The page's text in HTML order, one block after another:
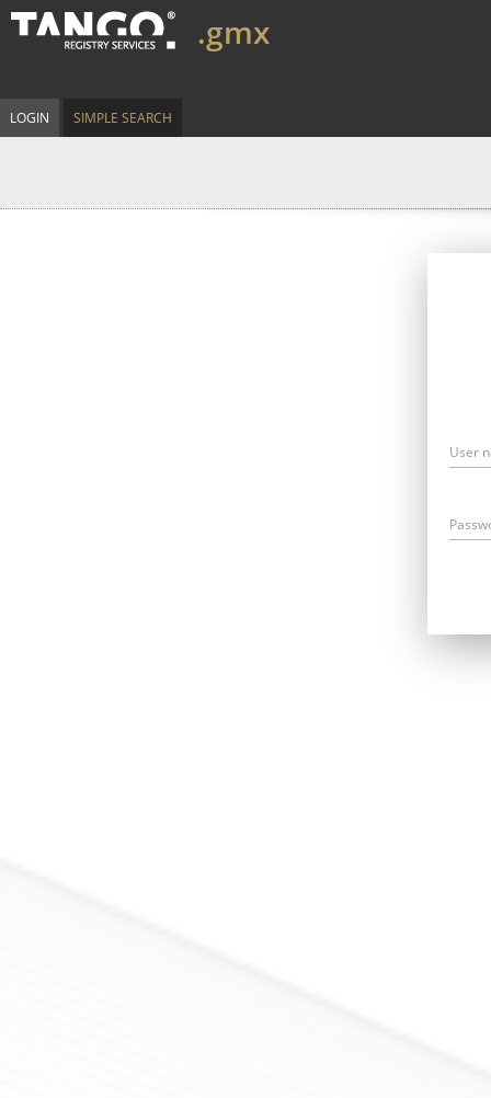
.gmx
LOGIN SIMPLE SEARCH
User